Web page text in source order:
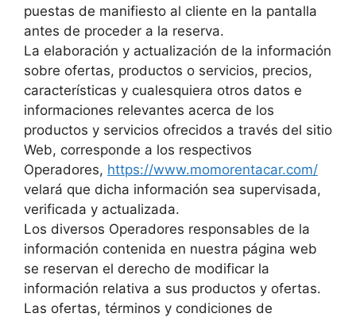
puestas de manifiesto al cliente en la pantalla
antes de proceder a la reserva.
La elaboración y actualización de la información
sobre ofertas, productos o servicios, precios,
características y cualesquiera otros datos e
informaciones relevantes acerca de los
productos y servicios ofrecidos a través del sitio
Web, corresponde a los respectivos
Operadores, https://www.momorentacar.com/
velará que dicha información sea supervisada,
verificada y actualizada.
Los diversos Operadores responsables de la
información contenida en nuestra página web
se reservan el derecho de modificar la
información relativa a sus productos y ofertas.
Las ofertas, términos y condiciones de